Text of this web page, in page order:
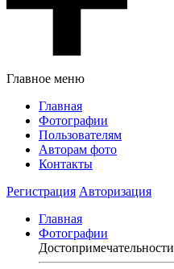
Главное меню
Главная
Фотографии
Пользователям
Авторам фото
Контакты
Регистрация Авторизация
Главная
Фотографии
Достопримечательности